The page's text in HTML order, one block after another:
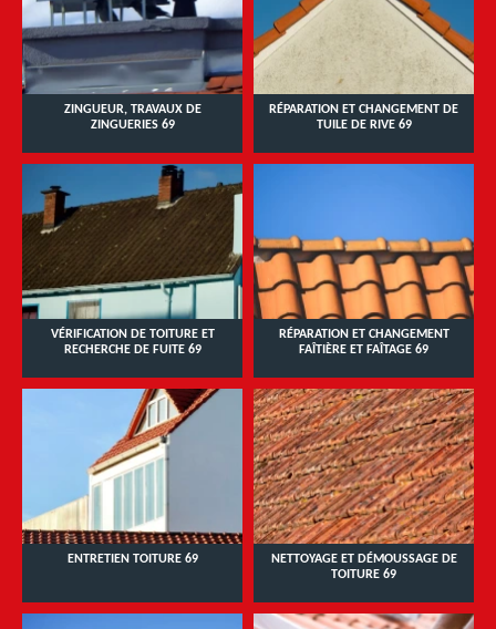
ZINGUEUR, TRAVAUX DE
ZINGUERIES 69
RÉPARATION ET CHANGEMENT DE
TUILE DE RIVE 69
VÉRIFICATION DE TOITURE ET
RECHERCHE DE FUITE 69
RÉPARATION ET CHANGEMENT
FAÎTIÈRE ET FAÎTAGE 69
ENTRETIEN TOITURE 69
NETTOYAGE ET DÉMOUSSAGE DE
TOITURE 69